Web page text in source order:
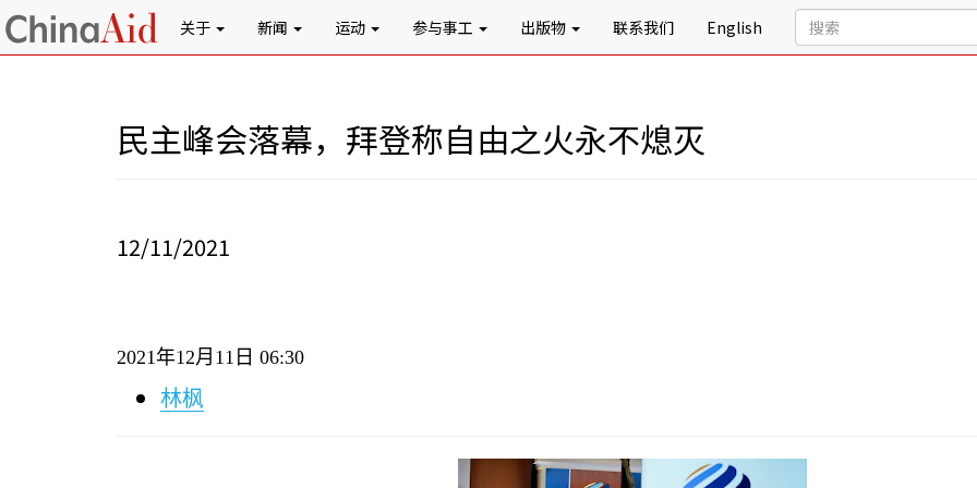
关于 新闻 运动 参与事工 出版物 联系我们 English
民主峰会落幕，拜登称自由之火永不熄灭
12/11/2021
2021年12月 11 日 06:30
林枫